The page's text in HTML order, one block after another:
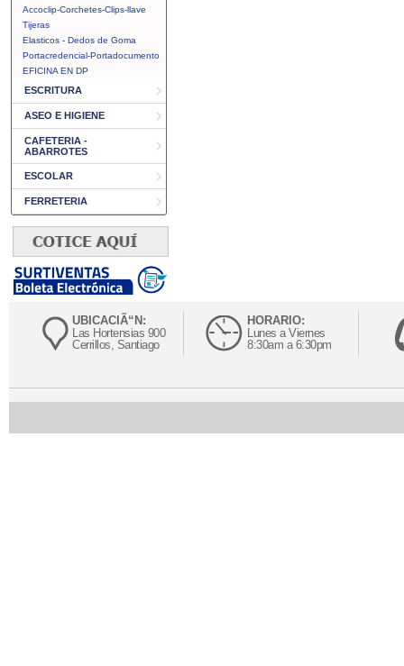
Accoclip-Corchetes-Clips-llave
Tijeras
Elasticos - Dedos de Goma
Portacredencial-Portadocumento
EFICINA EN DP
ESCRITURA
ASEO E HIGIENE
CAFETERIA -
ABARROTES
ESCOLAR
FERRETERIA
UBICACIÃ“N:
Las Hortensias 900
Cerrillos, Santiago
HORARIO:
Lunes a Viernes
8:30am a 6:30pm